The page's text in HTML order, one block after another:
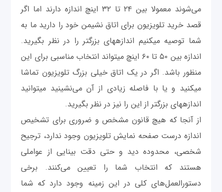
می‎‌شوند معمولا بین ۲۴ تا ۳۲ اینچ اندازه دارند اما اگر
قصد خرید تلویزیون برای اتاق نشیمن خود را دارید ما به
شما توصیه می‎‎کنیم اندازه‎های بزرگتر را در نظر بگیرید.
اندازه بین ۵۰ تا ۶۰ اینچ می‎تواند انتخاب مناسبی برای این
منظور باشد. اگر در یک اتاق خیلی بزرگ تلویزیون تماشا
می‎کنید و یا با فاصله زیادی از آن می‎‌نشینید می‎توانید
اندازه‎های بزرگتر از این را نیز در نظر بگیرید.
از آنجا که هیچ قانون مشخص و ضروری برای تشخیص
اندازه درست صفحه نمایش تلویزیون وجود ندارد، ترجیح
شخصی، محدوده دید و حتی دقت بینایی از عواملی
هستند که انتخاب شما را تعیین می‎‌کنند. برخی
دستورالعمل‌های کلی در این زمینه وجود دارد که شما